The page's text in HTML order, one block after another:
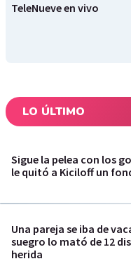
TeleNueve en vivo
LO ÚLTIMO
Sigue la pelea con los
le quitó a Kiciloff un
Una pareja se iba de
suegro lo mató de 12
herida